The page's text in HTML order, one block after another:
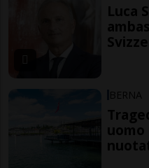
Luca
BERNA
uomo